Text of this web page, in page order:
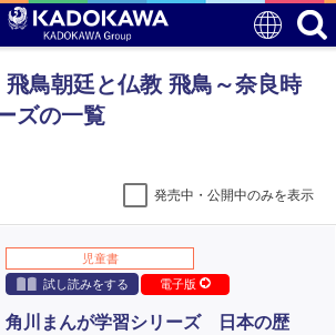
飛鳥朝廷と仏教 飛鳥～奈良時
ズの一覧
発売中・公開中のみを表示
児童書
試し読みをする
電子版
角川まんが学習シリーズ 日本の歴